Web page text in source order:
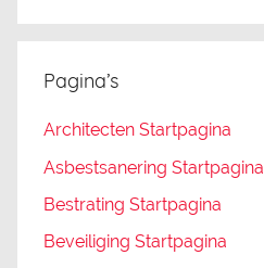
Pagina’s
Architecten Startpagina
Asbestsanering Startpagina
Bestrating Startpagina
Beveiliging Startpagina